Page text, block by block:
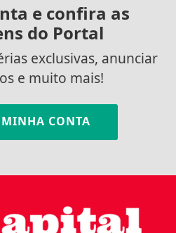
e confira as
do Portal
exclusivas, anunciar
e muito mais!
CONTA